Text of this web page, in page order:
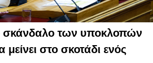
σκάνδαλο των υποκλοπών
μείνει στο σκοτάδι ενός